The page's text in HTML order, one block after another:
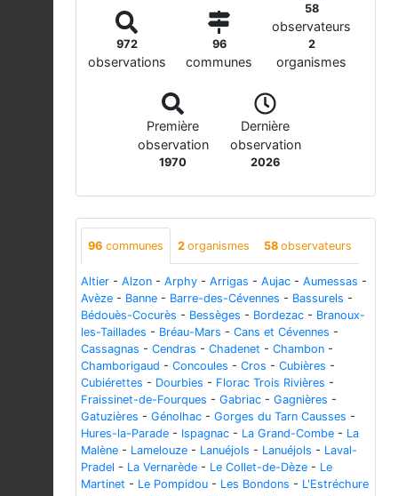
972
observations
96
communes
58
observateurs
2
organismes
Première
observation
1970
Dernière
observation
2026
96 communes 2 organismes 58 observateurs
Altier - Alzon - Arphy - Arrigas - Aujac - Aumessas -
Avèze - Banne - Barre-des-Cévennes - Bassurels -
Bédouès-Cocurès - Bessèges - Bordezac - Branoux-
les-Taillades - Bréau-Mars - Cans et Cévennes -
Cassagnas - Cendras - Chadenet - Chambon -
Chamborigaud - Concoules - Cros - Cubières -
Cubiérettes - Dourbies - Florac Trois Rivières -
Fraissinet-de-Fourques - Gabriac - Gagnières -
Gatuzières - Génolhac - Gorges du Tarn Causses -
Hures-la-Parade - Ispagnac - La Grand-Combe - La
Malène - Lamelouze - Lanuéjols - Lanuéjols - Laval-
Pradel - La Vernarède - Le Collet-de-Dèze - Le
Martinet - Le Pompidou - Les Bondons - L'Estréchure